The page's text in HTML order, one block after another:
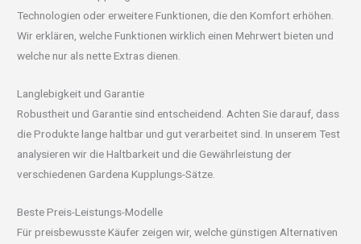
Technologien oder erweitere Funktionen, die den Komfort erhöhen.
Wir erklären, welche Funktionen wirklich einen Mehrwert bieten und
welche nur als nette Extras dienen.
Langlebigkeit und Garantie
Robustheit und Garantie sind entscheidend. Achten Sie darauf, dass
die Produkte lange haltbar und gut verarbeitet sind. In unserem Test
analysieren wir die Haltbarkeit und die Gewährleistung der
verschiedenen Gardena Kupplungs-Sätze.
Beste Preis-Leistungs-Modelle
Für preisbewusste Käufer zeigen wir, welche günstigen Alternativen